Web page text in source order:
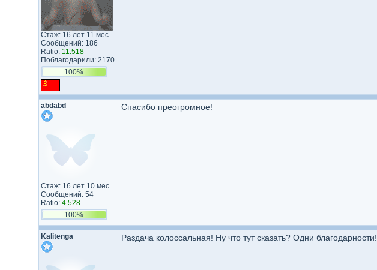
Стаж: 16 лет 11 мес.
Сообщений: 186
Ratio: 11.518
Поблагодарили: 2170
100%
abdabd
Стаж: 16 лет 10 мес.
Сообщений: 54
Ratio: 4.528
100%
Спасибо преогромное!
Kalitenga Раздача колоссальная! Ну что тут сказать? Одни благодарности!